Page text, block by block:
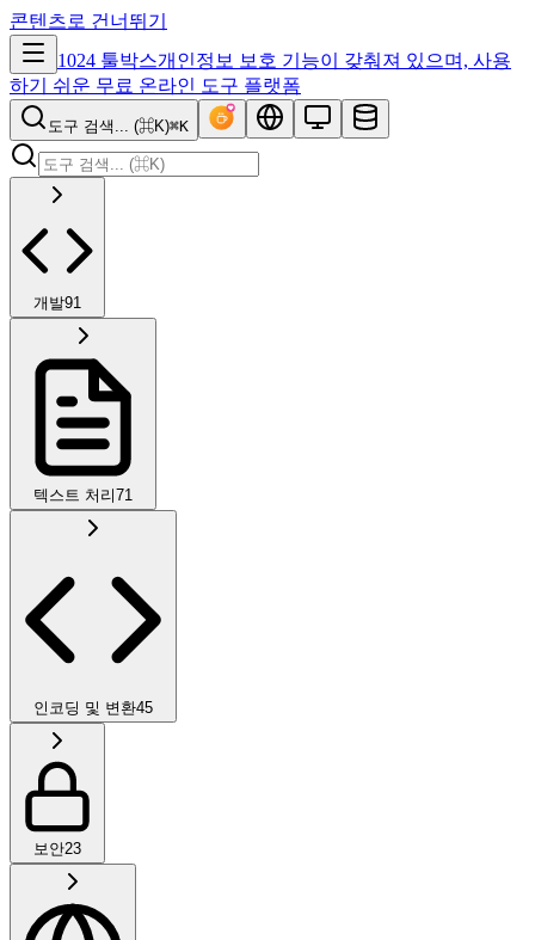
콘텐츠로 건너뛰기
1024 툴박스개인정보 보호 기능이 갖춰져 있으며, 사용
하기 쉬운 무료 온라인 도구 플랫폼
도구 검색... (⌘K)⌘K
개발91
텍스트 처리71
인코딩 및 변환45
보안23